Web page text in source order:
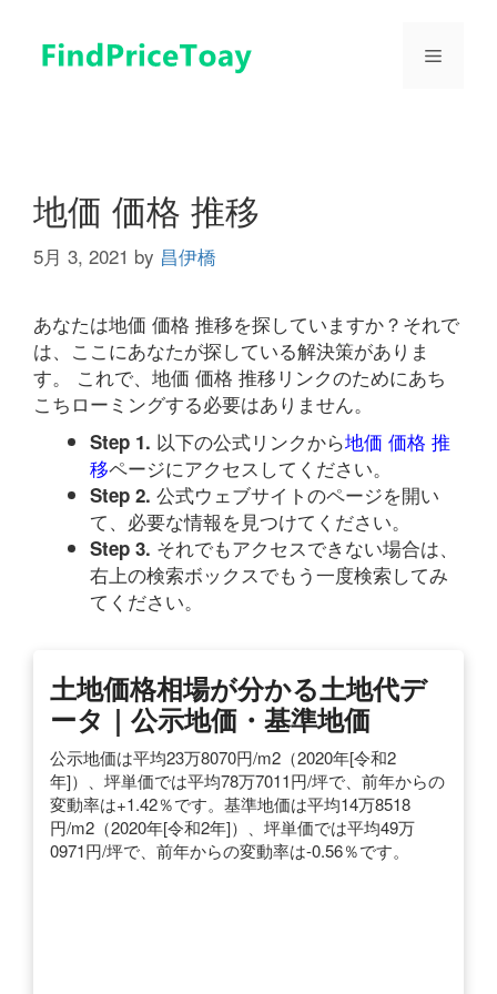
メ
地価 価格 推移
5月 3, 2021 by 昌伊橋
あなたは地価 価格 推移を探していますか？それで
は、ここにあなたが探している解決策がありま
す。 これで、地価 価格 推移リンクのためにあち
こちローミングする必要はありません。
Step 1. 以下の公式リンクから地価 価格 推
移ページにアクセスしてください。
Step 2. 公式ウェブサイトのページを開い
て、必要な情報を見つけてください。
Step 3. それでもアクセスできない場合は、
右上の検索ボックスでもう一度検索してみ
てください。
土地価格相場が分かる土地代デ
ータ｜公示地価・基準地価
公示地価は平均23万8070円/m2（2020年[令和2
年]）、坪単価では平均78万7011円/坪で、前年からの
変動率は+1.42％です。基準地価は平均14万8518
円/m2（2020年[令和2年]）、坪単価では平均49万
0971円/坪で、前年からの変動率は-0.56％です。